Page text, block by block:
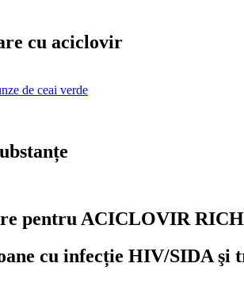
cu aciclovir
de ceai verde
pentru ACICLOVIR
cu infecție HIV/SIDA şi